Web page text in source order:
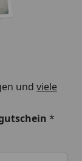
und viele
*